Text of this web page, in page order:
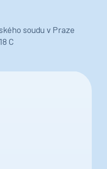
soudu v Praze
C